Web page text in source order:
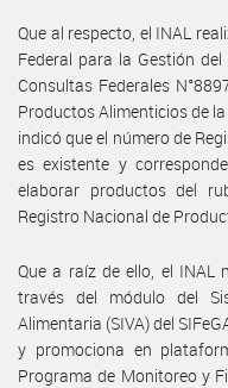
Que al respecto, el INAL
Federal para la Gestión
Consultas Federales
Productos Alimenticios de
indicó que el número de
es existente y
elaborar productos del
Registro Nacional de
Que a raíz de ello, el INAL
través del módulo del
Alimentaria (SIVA) del
y promociona en
Programa de Monitoreo y